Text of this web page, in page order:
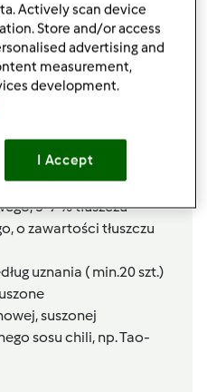
(potocznie
pokrojonych w plasterki
wykonanego w
5-7 % tłuszczu
o zawartości tłuszczu
uznania ( min.20 szt.)
suszonej
sosu chili, np. Tao-
Actively scan device
Store and/or access
advertising and
measurement,
development.
I Accept